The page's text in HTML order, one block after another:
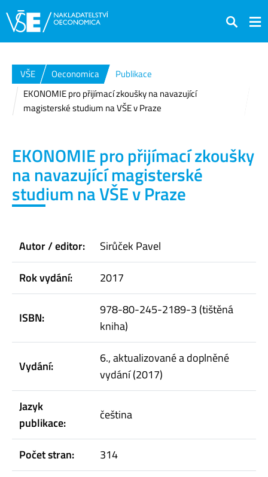
Hledat
VŠE Oeconomica
Publikace
EKONOMIE pro přijímací zkoušky na navazující
magisterské studium na VŠE v Praze
EKONOMIE pro přijímací zkoušky
na navazující magisterské
studium na VŠE v Praze
Autor / editor:
Sirůček Pavel
Rok vydání:
2017
ISBN:
978-80-245-2189-3 (tištěná
kniha)
Vydání:
6., aktualizované a doplněné
vydání (2017)
Jazyk
publikace:
čeština
Počet stran:
314